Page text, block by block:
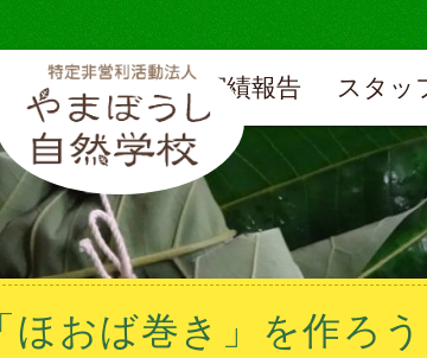
実績報告 スタッ
ほおば巻き」を作ろう